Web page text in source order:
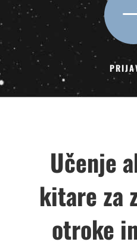
Učenje
kitare za
otroke